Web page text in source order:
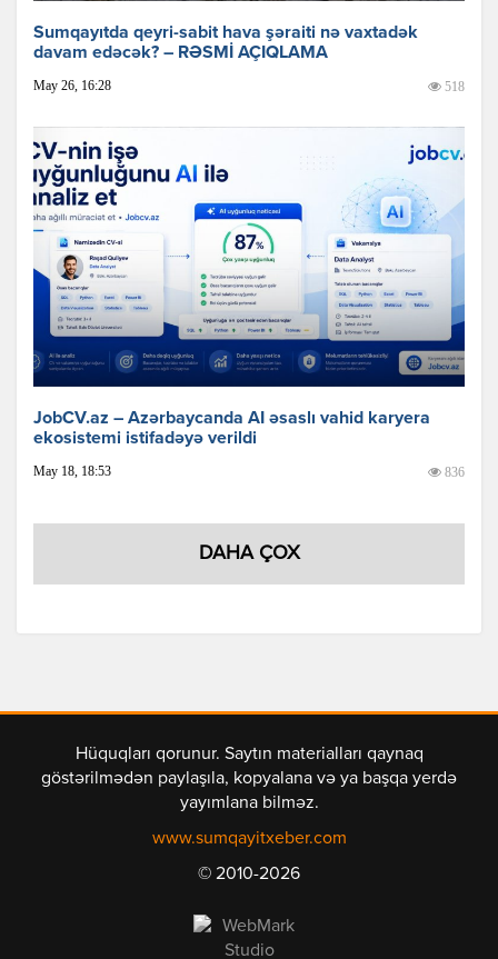
Sumqayıtda qeyri-sabit hava şəraiti nə vaxtadək
davam edəcək? – RƏSMİ AÇIQLAMA
May 26, 16:28 518
JobCV.az – Azərbaycanda AI əsaslı vahid karyera
ekosistemi istifadəyə verildi
May 18, 18:53 836
DAHA ÇOX
Hüquqları qorunur. Saytın materialları qaynaq
göstərilmədən paylaşıla, kopyalana və ya başqa yerdə
yayımlana bilməz.
www.sumqayitxeber.com
© 2010-2026